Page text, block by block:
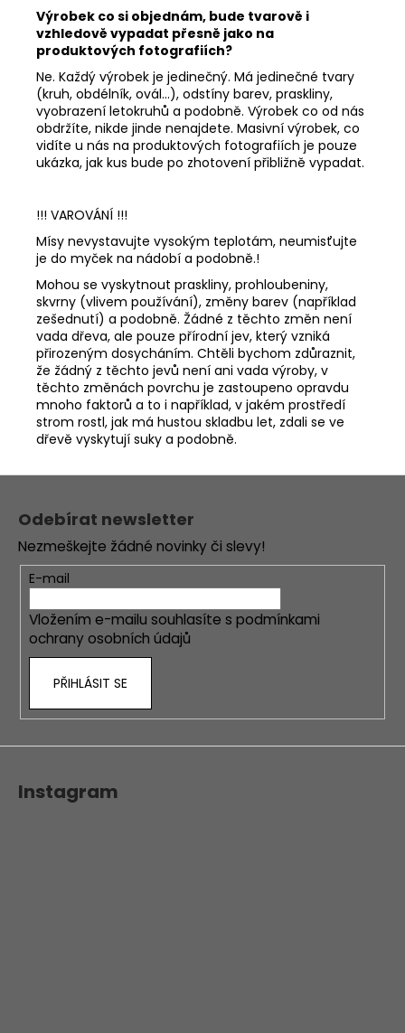
Výrobek co si objednám, bude tvarově i
vzhledově vypadat přesně jako na
produktových fotografiích?
Ne. Každý výrobek je jedinečný. Má jedinečné tvary
(kruh, obdélník, ovál...), odstíny barev, praskliny,
vyobrazení letokruhů a podobně. Výrobek co od nás
obdržíte, nikde jinde nenajdete. Masivní výrobek, co
vidíte u nás na produktových fotografiích je pouze
ukázka, jak kus bude po zhotovení přibližně vypadat.
!!! VAROVÁNÍ !!!
Mísy nevystavujte vysokým teplotám, neumisťujte
je do myček na nádobí a podobně.!
Mohou se vyskytnout praskliny, prohloubeniny,
skvrny (vlivem používání), změny barev (například
zešednutí) a podobně. Žádné z těchto změn není
vada dřeva, ale pouze přírodní jev, který vzniká
přirozeným dosycháním. Chtěli bychom zdůraznit,
že žádný z těchto jevů není ani vada výroby, v
těchto změnách povrchu je zastoupeno opravdu
mnoho faktorů a to i například, v jakém prostředí
strom rostl, jak má hustou skladbu let, zdali se ve
dřevě vyskytují suky a podobně.
Z
Odebírat newsletter
Nezmeškejte žádné novinky či slevy!
E-mail
Vložením e-mailu souhlasíte s podmínkami
ochrany osobních údajů
PŘIHLÁSIT SE
Instagram